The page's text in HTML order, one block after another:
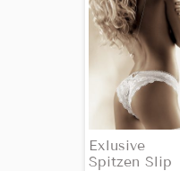
Exlusive
Spitzen Slip